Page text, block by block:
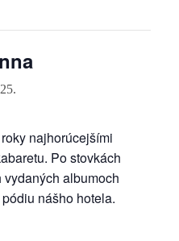
najhorúcejšími
Po stovkách
albumoch
nášho hotela.